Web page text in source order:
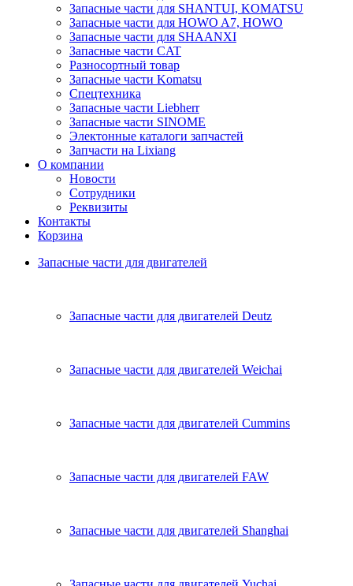
Запасные части для SHANTUI, KOMATSU
Запасные части для HOWO A7, HOWO
Запасные части для SHAANXI
Запасные части CAT
Разносортный товар
Запасные части Komatsu
Спецтехника
Запасные части Liebherr
Запасные части SINOME
Электонные каталоги запчастей
Запчасти на Lixiang
О компании
Новости
Сотрудники
Реквизиты
Контакты
Корзина
Запасные части для двигателей
Запасные части для двигателей Deutz
Запасные части для двигателей Weichai
Запасные части для двигателей Cummins
Запасные части для двигателей FAW
Запасные части для двигателей Shanghai